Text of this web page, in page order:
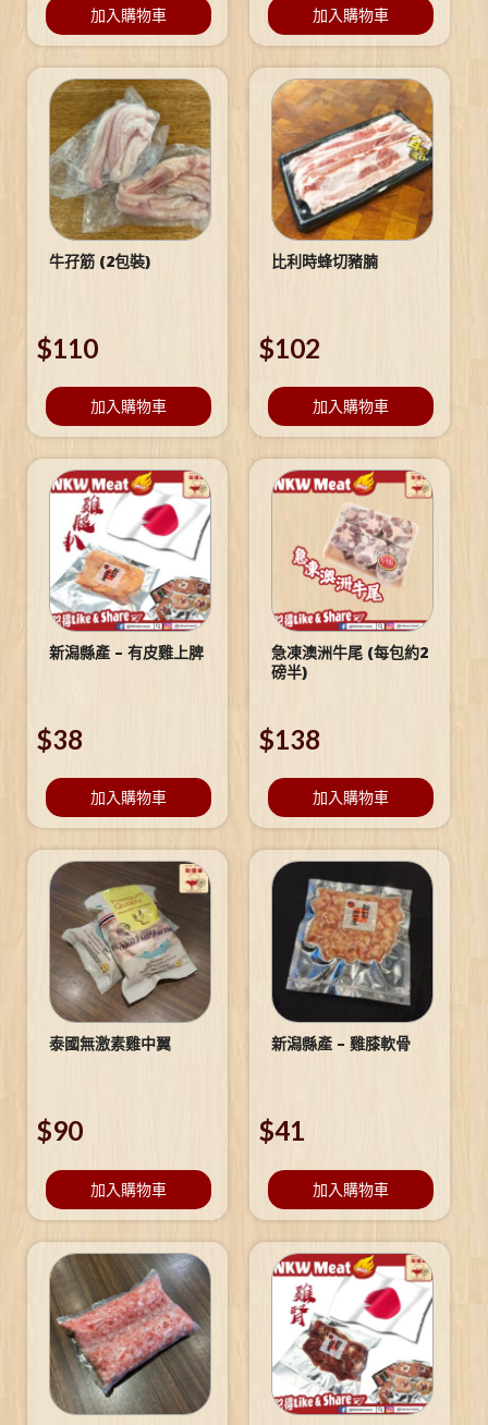
加入購物車 加入購物車
牛孖筋 (2包裝)
$110
加入購物車
比利時蜂切豬腩
$102
加入購物車
新潟縣產 – 有皮雞上脾
$38
加入購物車
急凍澳洲牛尾 (每包約2
磅半)
$138
加入購物車
泰國無激素雞中翼
$90
加入購物車
新潟縣產 – 雞膝軟骨
$41
加入購物車